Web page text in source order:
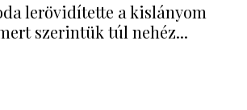
lerövidítette a kislányom
szerintük túl nehéz...